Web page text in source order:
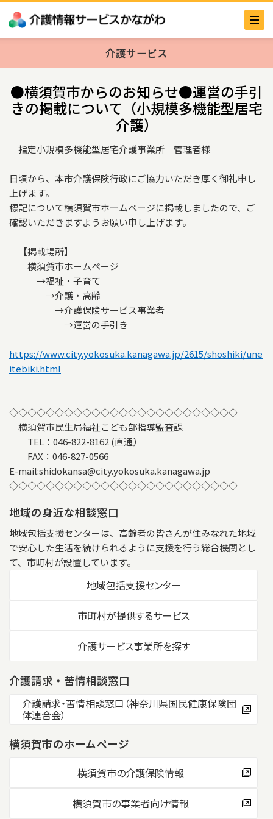
介護サービス
●横須賀市からのお知らせ●運営の手引
きの掲載について（小規模多機能型居宅
介護）
指定小規模多機能型居宅介護事業所 管理者様
日頃から、本市介護保険行政にご協力いただき厚く御礼申し
上げます。
標記について横須賀市ホームページに掲載しましたので、ご
確認いただきますようお願い申し上げます。
【掲載場所】
横須賀市ホームページ
→福祉・子育て
→介護・高齢
→介護保険サービス事業者
→運営の手引き
https://www.city.yokosuka.kanagawa.jp/2615/shoshiki/une
itebiki.html
◇◇◇◇◇◇◇◇◇◇◇◇◇◇◇◇◇◇◇◇◇◇◇◇◇
横須賀市民生局福祉こども部指導監査課
TEL：046-822-8162 (直通）
FAX：046-827-0566
E-mail:shidokansa@city.yokosuka.kanagawa.jp
◇◇◇◇◇◇◇◇◇◇◇◇◇◇◇◇◇◇◇◇◇◇◇◇◇
地域の身近な相談窓口
地域包括支援センターは、高齢者の皆さんが住みなれた地域
で安心した生活を続けられるように支援を行う総合機関とし
て、市町村が設置しています。
地域包括支援センター
市町村が提供するサービス
介護サービス事業所を探す
介護請求・苦情相談窓口
介護請求・苦情相談窓口（神奈川県国民健康保険団
体連合会）
横須賀市のホームページ
横須賀市の介護保険情報
横須賀市の事業者向け情報